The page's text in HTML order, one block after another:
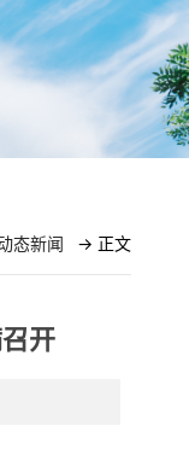
态新闻 -> 正文
开